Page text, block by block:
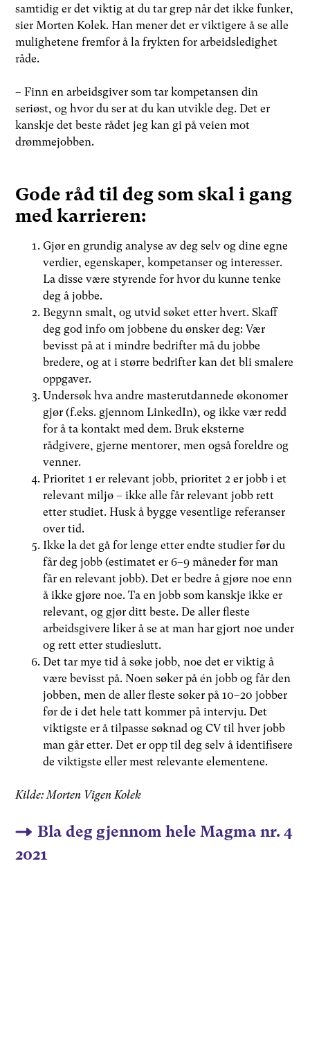
samtidig er det viktig at du tar grep når det ikke funker,
sier Morten Kolek. Han mener det er viktigere å se alle
mulighetene fremfor å la frykten for arbeidsledighet
råde.
– Finn en arbeidsgiver som tar kompetansen din
seriøst, og hvor du ser at du kan utvikle deg. Det er
kanskje det beste rådet jeg kan gi på veien mot
drømmejobben.
Gode råd til deg som skal i gang
med karrieren:
Gjør en grundig analyse av deg selv og dine egne
verdier, egenskaper, kompetanser og interesser.
La disse være styrende for hvor du kunne tenke
deg å jobbe.
Begynn smalt, og utvid søket etter hvert. Skaff
deg god info om jobbene du ønsker deg: Vær
bevisst på at i mindre bedrifter må du jobbe
bredere, og at i større bedrifter kan det bli smalere
oppgaver.
Undersøk hva andre masterutdannede økonomer
gjør (f.eks. gjennom LinkedIn), og ikke vær redd
for å ta kontakt med dem. Bruk eksterne
rådgivere, gjerne mentorer, men også foreldre og
venner.
Prioritet 1 er relevant jobb, prioritet 2 er jobb i et
relevant miljø – ikke alle får relevant jobb rett
etter studiet. Husk å bygge vesentlige referanser
over tid.
Ikke la det gå for lenge etter endte studier før du
får deg jobb (estimatet er 6–9 måneder før man
får en relevant jobb). Det er bedre å gjøre noe enn
å ikke gjøre noe. Ta en jobb som kanskje ikke er
relevant, og gjør ditt beste. De aller fleste
arbeidsgivere liker å se at man har gjort noe under
og rett etter studieslutt.
Det tar mye tid å søke jobb, noe det er viktig å
være bevisst på. Noen søker på én jobb og får den
jobben, men de aller fleste søker på 10–20 jobber
før de i det hele tatt kommer på intervju. Det
viktigste er å tilpasse søknad og CV til hver jobb
man går etter. Det er opp til deg selv å identifisere
de viktigste eller mest relevante elementene.
Kilde: Morten Vigen Kolek
Bla deg gjennom hele Magma nr. 4
2021